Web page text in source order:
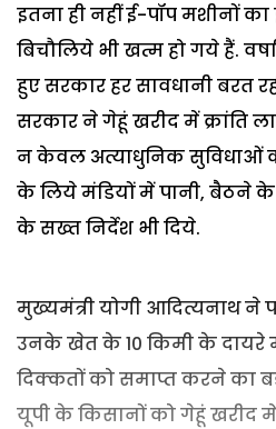
इतना ही नहीं ई-पॉप मशीनों
बिचौलिये भी खत्म हो गये हैं.
हुए सरकार हर सावधानी बरत
सरकार ने गेहूं खरीद में क्रांति
न केवल अत्याधुनिक सुविधाओं
के लिये मंडियों में पानी, बैठने के
के सख्त निर्देश भी दिये.
मुख्यमंत्री योगी आदित्यनाथ ने
उनके खेत के 10 किमी के दायरे
दिक्कतों को समाप्त करने का
यूपी के किसानों को गेहूं खरीद